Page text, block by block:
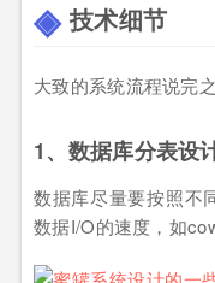
技术细节
大致的系统流程说完
1、数据库分表设
数据库尽量要按照不
数据I/O的速度，如